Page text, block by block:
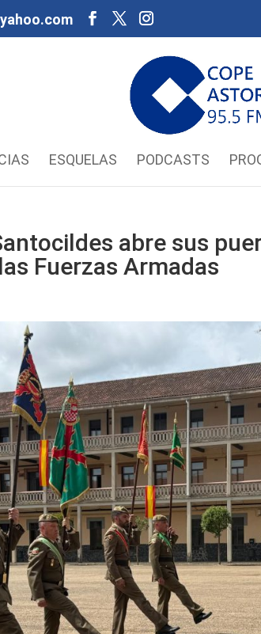
ESQUELAS PODCASTS
abre sus
Fuerzas Armadas